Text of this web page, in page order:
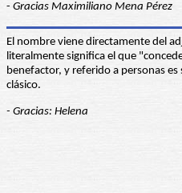
- Gracias Maximiliano Mena Pérez
El nombre viene directamente del
literalmente significa el que
benefactor, y referido a personas
clásico.
- Gracias: Helena